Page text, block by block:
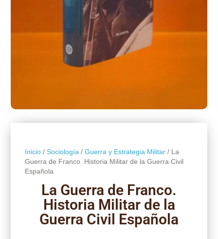
Inicio/ Sociología / Guerra y Estrategia Militar/ La
Guerra de Franco. Historia Militar de la Guerra Civil
Española
La Guerra de Franco.
Historia Militar de la
Guerra Civil Española